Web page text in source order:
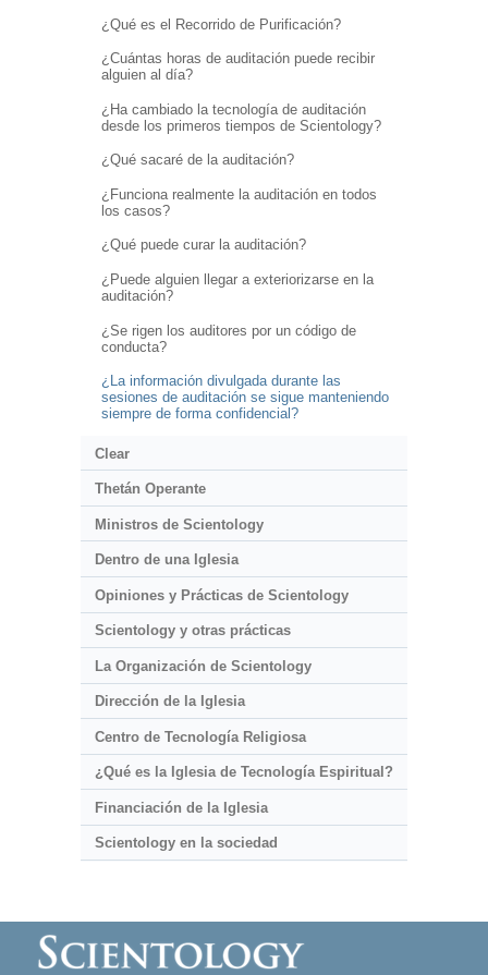
¿Qué es el Recorrido de Purificación?
¿Cuántas horas de auditación puede recibir
alguien al día?
¿Ha cambiado la tecnología de auditación
desde los primeros tiempos de Scientology?
¿Qué sacaré de la auditación?
¿Funciona realmente la auditación en todos
los casos?
¿Qué puede curar la auditación?
¿Puede alguien llegar a exteriorizarse en la
auditación?
¿Se rigen los auditores por un código de
conducta?
¿La información divulgada durante las
sesiones de auditación se sigue manteniendo
siempre de forma confidencial?
Clear
Thetán Operante
Ministros de Scientology
Dentro de una Iglesia
Opiniones y Prácticas de Scientology
Scientology y otras prácticas
La Organización de Scientology
Dirección de la Iglesia
Centro de Tecnología Religiosa
¿Qué es la Iglesia de Tecnología Espiritual?
Financiación de la Iglesia
Scientology en la sociedad